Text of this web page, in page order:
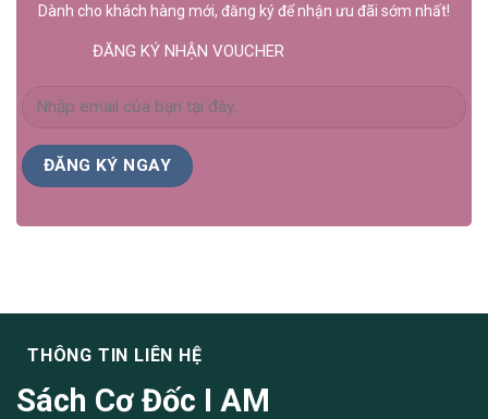
Dành cho khách hàng mới, đăng ký để nhận ưu đãi sớm nhất!
ĐĂNG KÝ NHẬN VOUCHER
THÔNG TIN LIÊN HỆ
Sách Cơ Đốc I AM